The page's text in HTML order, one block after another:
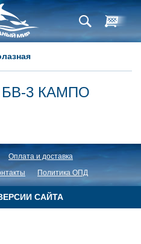
БВ-3 КАМПО
Оплата и доставка
Политика ОПД
САЙТА